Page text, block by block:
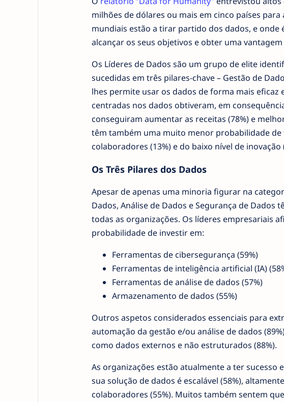
milhões de dólares ou mais em cinco países
mundiais estão a tirar partido dos dados, e
alcançar os seus objetivos e obter uma
Os Líderes de Dados são um grupo de elite
sucedidas em três pilares-chave – Gestão de
lhes permite usar os dados de forma mais eficaz
centradas nos dados obtiveram, em
conseguiram aumentar as receitas (78%) e
têm também uma muito menor probabilidade
colaboradores (13%) e do baixo nível de inovação
Os Três Pilares dos Dados
Apesar de apenas uma minoria figurar na
Dados, Análise de Dados e Segurança de
todas as organizações. Os líderes empresariais
probabilidade de investir em:
Ferramentas de cibersegurança (59%)
Ferramentas de inteligência artificial (IA)
Ferramentas de análise de dados (57%)
Armazenamento de dados (55%)
Outros aspetos considerados essenciais para
automação da gestão e/ou análise de dados
como dados externos e não estruturados (88%).
As organizações estão atualmente a ter sucesso
sua solução de dados é escalável (58%),
colaboradores (55%). Muitos também sentem